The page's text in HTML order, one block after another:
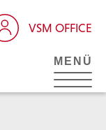
VSM OFFICE
MENÜ